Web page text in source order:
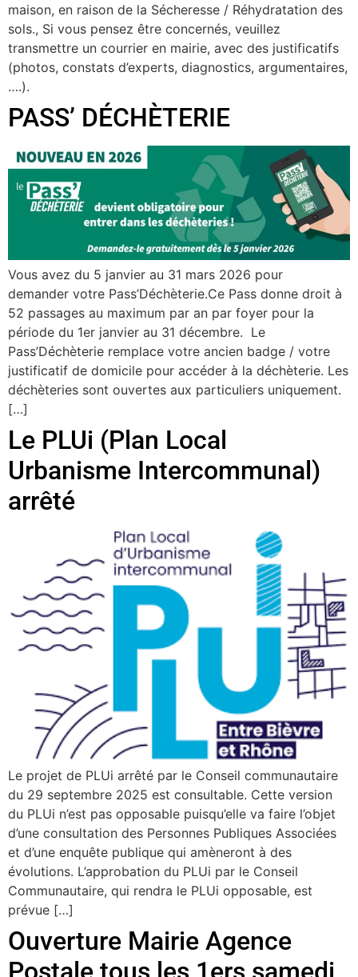
maison, en raison de la Sécheresse / Réhydratation des
sols., Si vous pensez être concernés, veuillez
transmettre un courrier en mairie, avec des justificatifs
(photos, constats d’experts, diagnostics, argumentaires,
….).
PASS’ DÉCHÈTERIE
Vous avez du 5 janvier au 31 mars 2026 pour
demander votre Pass’Déchèterie.Ce Pass donne droit à
52 passages au maximum par an par foyer pour la
période du 1er janvier au 31 décembre. Le
Pass’Déchèterie remplace votre ancien badge / votre
justificatif de domicile pour accéder à la déchèterie. Les
déchèteries sont ouvertes aux particuliers uniquement.
[…]
Le PLUi (Plan Local
Urbanisme Intercommunal)
arrêté
Le projet de PLUi arrêté par le Conseil communautaire
du 29 septembre 2025 est consultable. Cette version
du PLUi n’est pas opposable puisqu’elle va faire l’objet
d’une consultation des Personnes Publiques Associées
et d’une enquête publique qui amèneront à des
évolutions. L’approbation du PLUi par le Conseil
Communautaire, qui rendra le PLUi opposable, est
prévue […]
Ouverture Mairie Agence